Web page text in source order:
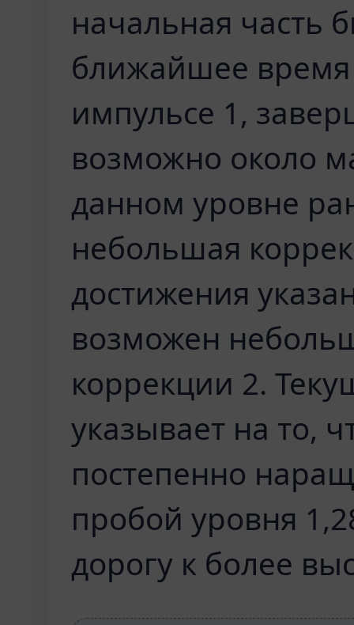
начальная часть
ближайшее время
импульсе 1,
возможно около
данном уровне
небольшая
достижения
возможен
коррекции 2.
указывает на то,
постепенно
пробой уровня
дорогу к более